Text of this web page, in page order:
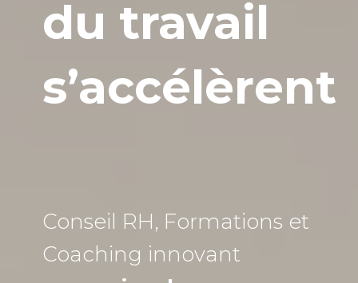
du travail
s’accélèrent
Conseil RH, Formations et
Coaching innovant